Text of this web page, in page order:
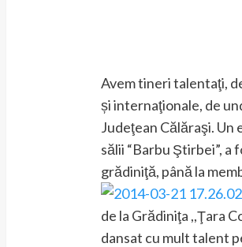
Avem tineri talentaţi,
și internaţionale, de
Judeţean Călăraşi. Un
sălii “Barbu Ştirbei”,
grădiniţă, până la
de la Grădiniţa ,,Ţara
dansat cu mult talent